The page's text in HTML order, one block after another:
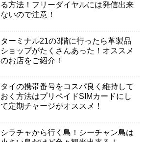
る方法！フリーダイヤルには発信出来
ないので注意！
ターミナル21の3階に行ったら革製品
ショップがたくさんあった！オススメ
のお店をご紹介！
タイの携帯番号をコスパ良く維持して
おく方法はプリペイドSIMカードにし
て定期チャージがオススメ！
シラチャから行く島！シーチャン島は